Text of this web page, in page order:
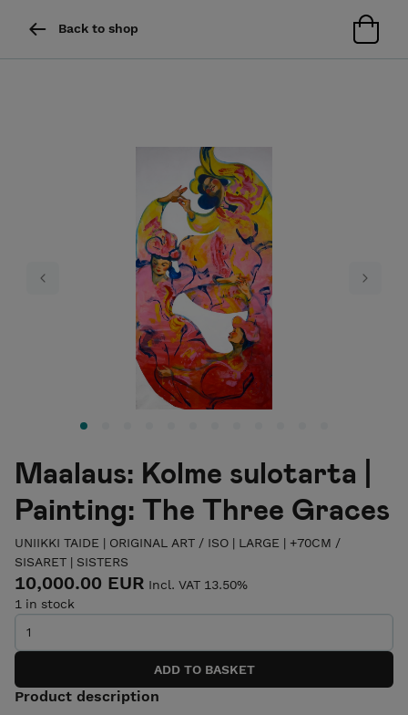
Back to shop
Previous Next
Maalaus: Kolme sulotarta |
Painting: The Three Graces
UNIIKKI TAIDE | ORIGINAL ART / ISO | LARGE | +70CM /
SISARET | SISTERS
10,000.00 EUR Incl. VAT 13.50%
1 in stock
Product description